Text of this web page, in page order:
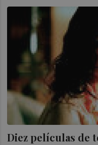
Diez películas de